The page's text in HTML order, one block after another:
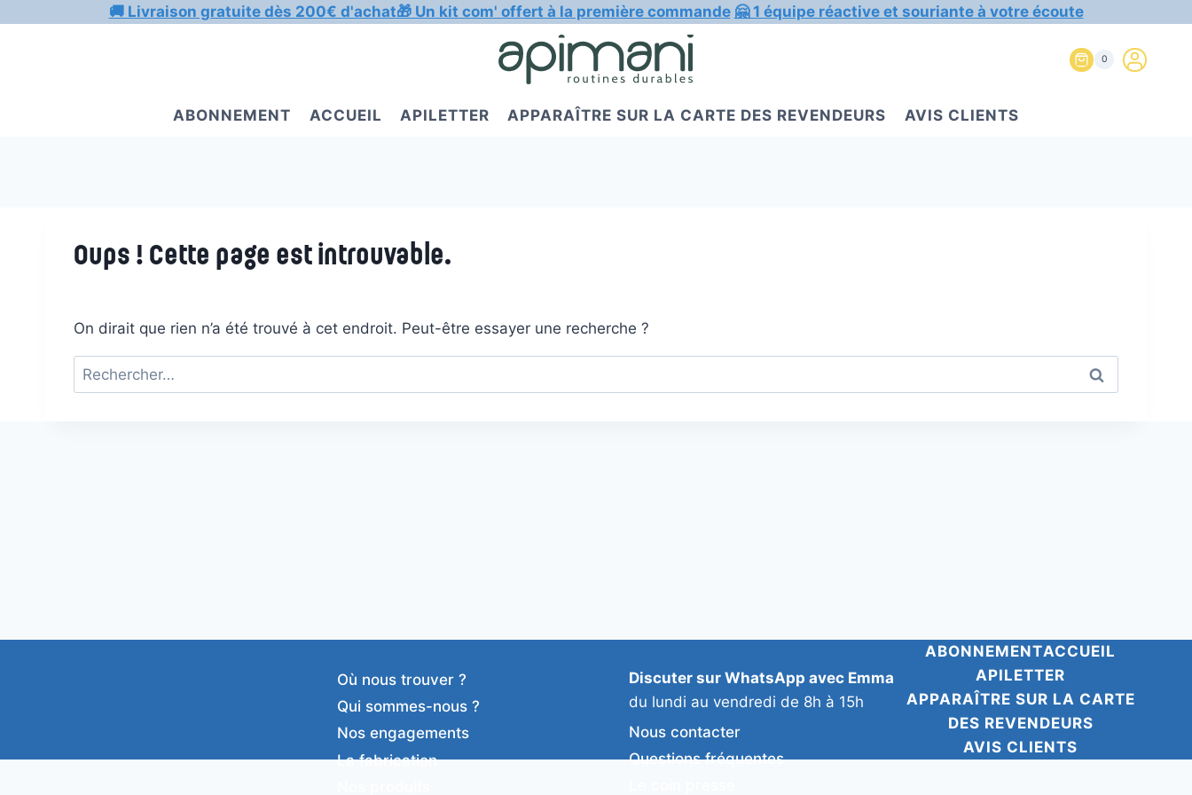
🚚 Livraison gratuite dès 200€ d'achat🎁 Un kit com' offert à la première commande 🤗 1 équipe réactive et souriante à votre écoute
0
ABONNEMENT ACCUEIL APILETTER APPARAÎTRE SUR LA CARTE DES REVENDEURS AVIS CLIENTS
Oups ! Cette page est introuvable.
On dirait que rien n’a été trouvé à cet endroit. Peut-être essayer une recherche ?
Rechercher :
Où nous trouver ?
Qui sommes-nous ?
Nos engagements
La fabrication
Discuter sur WhatsApp avec Emma
du lundi au vendredi de 8h à 15h
Nous contacter
Questions fréquentes
ABONNEMENTACCUEIL
APILETTER
APPARAÎTRE SUR LA CARTE
DES REVENDEURS
AVIS CLIENTS